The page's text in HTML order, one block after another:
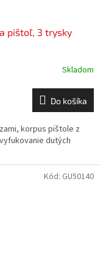
pištoľ, 3 trysky
Skladom
Do košíka
korpus pištole z
dutých
Kód: GU50140